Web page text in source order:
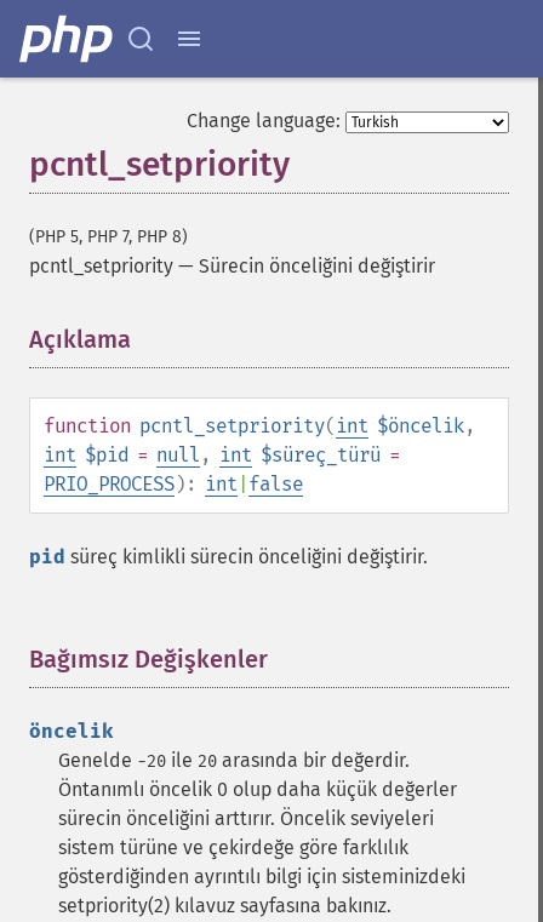
Change language:
pcntl_setpriority
(PHP 5, PHP 7, PHP 8)
pcntl_setpriority — Sürecin önceliğini değiştirir
Açıklama
function pcntl_setpriority( int $öncelik,
int $pid = null , int $süreç_türü =
PRIO_PROCESS): int false
pid süreç kimlikli sürecin önceliğini değiştirir.
Bağımsız Değişkenler
öncelik
Genelde -20 ile 20 arasında bir değerdir.
Öntanımlı öncelik 0 olup daha küçük değerler
sürecin önceliğini arttırır. Öncelik seviyeleri
sistem türüne ve çekirdeğe göre farklılık
gösterdiğinden ayrıntılı bilgi için sisteminizdeki
setpriority(2) kılavuz sayfasına bakınız.